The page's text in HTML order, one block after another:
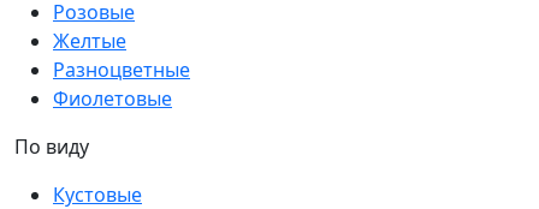
Розовые
Желтые
Разноцветные
Фиолетовые
По виду
Кустовые